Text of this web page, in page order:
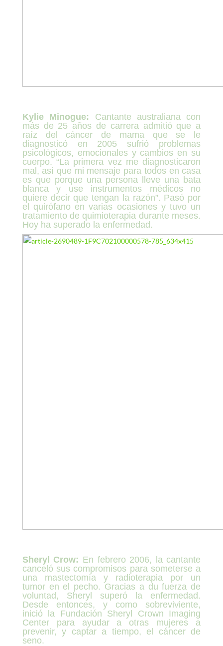
Kylie Minogue:
Cantante australiana con
más de 25 años de carrera admitió que a
raíz del cáncer de mama que se le
diagnosticó en 2005 sufrió problemas
psicológicos, emocionales y cambios en su
cuerpo. “La primera vez me diagnosticaron
mal, así que mi mensaje para todos en casa
es que porque una persona lleve una bata
blanca y use instrumentos médicos no
quiere decir que tengan la razón”. Pasó por
el quirófano en varias ocasiones y tuvo un
tratamiento de quimioterapia durante meses.
Hoy ha superado la enfermedad.
Sheryl Crow: En febrero 2006, la cantante
canceló sus compromisos para someterse a
una mastectomía y radioterapia por un
tumor en el pecho. Gracias a du fuerza de
voluntad, Sheryl superó la enfermedad.
Desde entonces, y como sobreviviente,
inició la Fundación Sheryl Crown Imaging
Center para ayudar a otras mujeres a
prevenir, y captar a tiempo, el cáncer de
seno.